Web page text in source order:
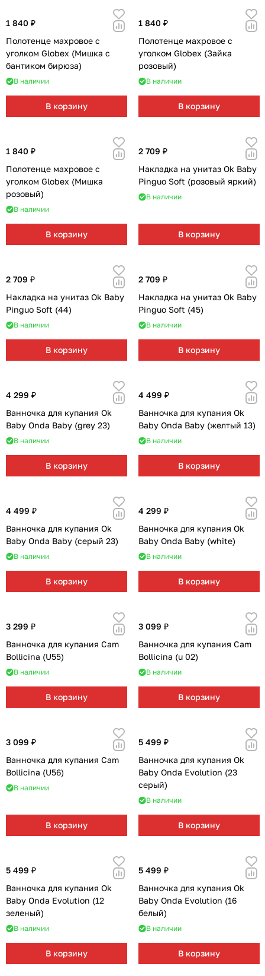
1 840 ₽
Полотенце махровое с
уголком Globex (Мишка с
бантиком бирюза)
В наличии
В корзину
1 840 ₽
Полотенце махровое с
уголком Globex (Зайка
розовый)
В наличии
В корзину
1 840 ₽
Полотенце махровое с
уголком Globex (Мишка
розовый)
В наличии
В корзину
2 709 ₽
Накладка на унитаз Ok Baby
Pinguo Soft (розовый яркий)
В наличии
В корзину
2 709 ₽
Накладка на унитаз Ok Baby
Pinguo Soft (44)
В наличии
В корзину
2 709 ₽
Накладка на унитаз Ok Baby
Pinguo Soft (45)
В наличии
В корзину
4 299 ₽
Ванночка для купания Ok
Baby Onda Baby (grey 23)
В наличии
В корзину
4 499 ₽
Ванночка для купания Ok
Baby Onda Baby (желтый 13)
В наличии
В корзину
4 499 ₽
Ванночка для купания Ok
Baby Onda Baby (серый 23)
В наличии
В корзину
4 299 ₽
Ванночка для купания Ok
Baby Onda Baby (white)
В наличии
В корзину
3 299 ₽
Ванночка для купания Cam
Bollicina (U55)
В наличии
В корзину
3 099 ₽
Ванночка для купания Cam
Bollicina (u 02)
В наличии
В корзину
3 099 ₽
Ванночка для купания Cam
Bollicina (U56)
В наличии
В корзину
5 499 ₽
Ванночка для купания Ok
Baby Onda Evolution (23
серый)
В наличии
В корзину
5 499 ₽
Ванночка для купания Ok
Baby Onda Evolution (12
зеленый)
В наличии
В корзину
5 499 ₽
Ванночка для купания Ok
Baby Onda Evolution (16
белый)
В наличии
В корзину